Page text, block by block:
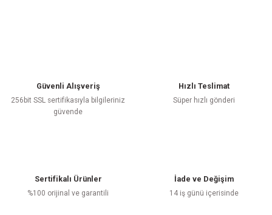
Güvenli Alışveriş
256bit SSL sertifikasıyla bilgileriniz
güvende
Hızlı Teslimat
Süper hızlı gönderi
Sertifikalı Ürünler
%100 orijinal ve garantili
İade ve Değişim
14 iş günü içerisinde